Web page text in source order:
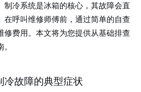
制冷系统是冰箱的核心，其故障会直
在呼叫维修师傅前，通过简单的自查
修费用。本文将为您提供从基础排查
冷故障的典型症状